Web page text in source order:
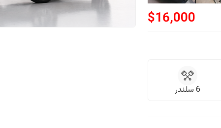
$16,000
6 سلندر